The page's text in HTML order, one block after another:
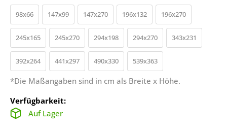
98x66 147x99 147x270 196x132 196x270
245x165 245x270 294x198 294x270 343x231
392x264 441x297 490x330 539x363
*Die Maßangaben sind in cm als Breite x Höhe.
Verfügbarkeit:
Auf Lager